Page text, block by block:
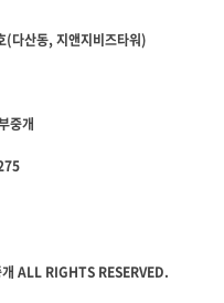
다산동, 지앤지비즈타워)
중개
ALL RIGHTS RESERVED.